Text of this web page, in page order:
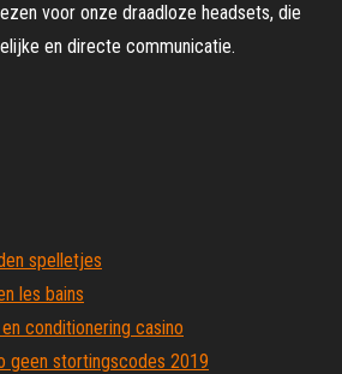
voor onze draadloze headsets, die
en directe communicatie.
spelletjes
les bains
conditionering casino
geen stortingscodes 2019